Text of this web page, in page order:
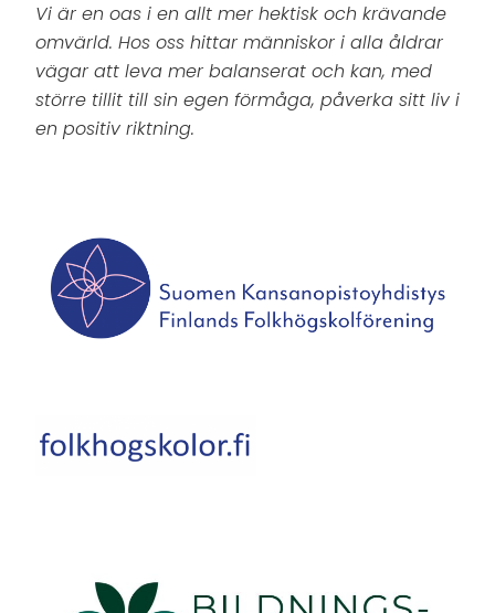
Vi är en oas i en allt mer hektisk och krävande
omvärld. Hos oss hittar människor i alla åldrar
vägar att leva mer balanserat och kan, med
större tillit till sin egen förmåga, påverka sitt liv i
en positiv riktning.